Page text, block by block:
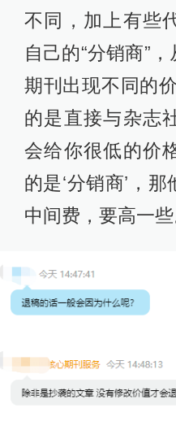
不同，加上有些
自己的“分销商”
期刊出现不同的
的是直接与杂志
会给你很低的价
的是‘分销商’，
中间费，要高一些